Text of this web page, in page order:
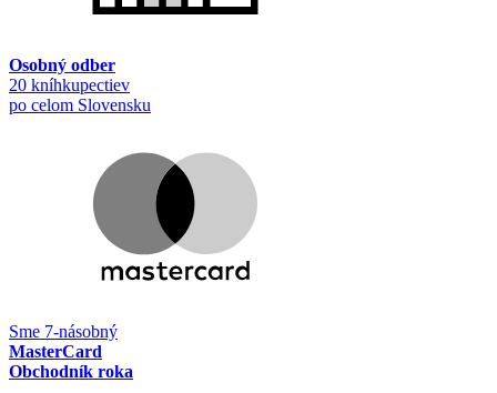
Osobný odber
20 kníhkupectiev
po celom Slovensku
Sme 7-násobný
MasterCard
Obchodník roka